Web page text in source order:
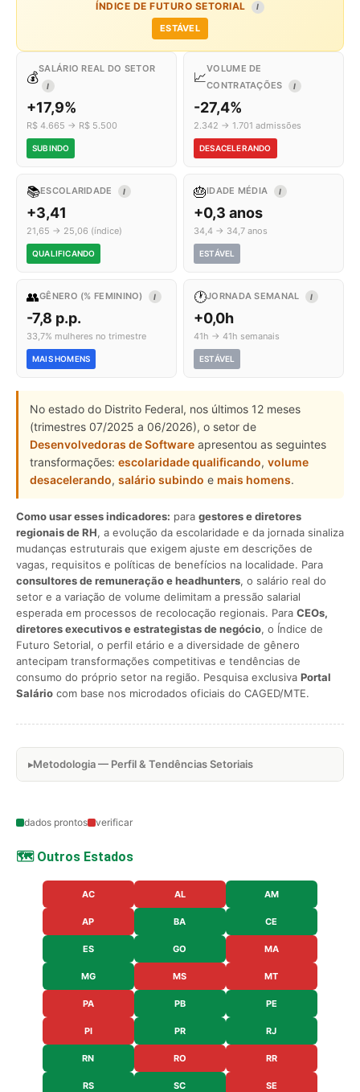
ÍNDICE DE FUTURO SETORIAL I
ESTÁVEL
💰
SALÁRIO REAL DO SETOR
I
+17,9%
R$ 4.665 → R$ 5.500
SUBINDO
📈
VOLUME DE
CONTRATAÇÕES
I
-27,4%
2.342 → 1.701 admissões
DESACELERANDO
📚ESCOLARIDADE I
+3,41
21,65 → 25,06 (índice)
QUALIFICANDO
🎂IDADE MÉDIA I
+0,3 anos
34,4 → 34,7 anos
ESTÁVEL
👥GÊNERO (% FEMININO) I
-7,8 p.p.
33,7% mulheres no trimestre
MAIS HOMENS
🕐JORNADA SEMANAL I
+0,0h
41h → 41h semanais
ESTÁVEL
No estado do Distrito Federal, nos últimos 12 meses
(trimestres 07/2025 a 06/2026), o setor de
Desenvolvedoras de Software apresentou as seguintes
transformações: escolaridade qualificando, volume
desacelerando, salário subindo e mais homens.
Como usar esses indicadores: para gestores e diretores
regionais de RH, a evolução da escolaridade e da jornada sinaliza
mudanças estruturais que exigem ajuste em descrições de
vagas, requisitos e políticas de benefícios na localidade. Para
consultores de remuneração e headhunters, o salário real do
setor e a variação de volume delimitam a pressão salarial
esperada em processos de recolocação regionais. Para CEOs,
diretores executivos e estrategistas de negócio, o Índice de
Futuro Setorial, o perfil etário e a diversidade de gênero
antecipam transformações competitivas e tendências de
consumo do próprio setor na região. Pesquisa exclusiva Portal
Salário com base nos microdados oficiais do CAGED/MTE.
Metodologia — Perfil & Tendências Setoriais
dados prontos verificar
🗺️ Outros Estados
AC AL AM
AP BA CE
ES GO MA
MG MS MT
PA PB PE
PI PR RJ
RN RO RR
RS SC SE